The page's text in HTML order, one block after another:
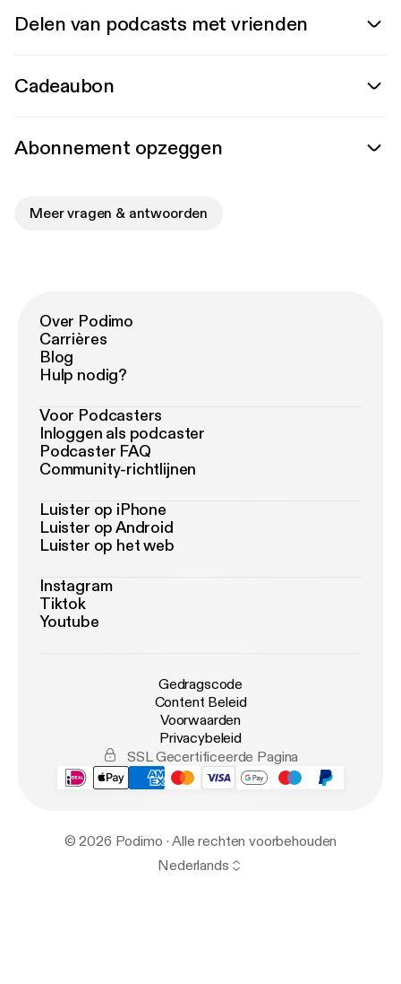
Delen van podcasts met vrienden
Cadeaubon
Abonnement opzeggen
Meer vragen & antwoorden
Over Podimo
Carrières
Blog
Hulp nodig?
Voor Podcasters
Inloggen als podcaster
Podcaster FAQ
Community-richtlijnen
Luister op iPhone
Luister op Android
Luister op het web
Instagram
Tiktok
Youtube
Gedragscode
Content Beleid
Voorwaarden
Privacybeleid
SSL Gecertificeerde Pagina
© 2026 Podimo · Alle rechten voorbehouden
Nederlands